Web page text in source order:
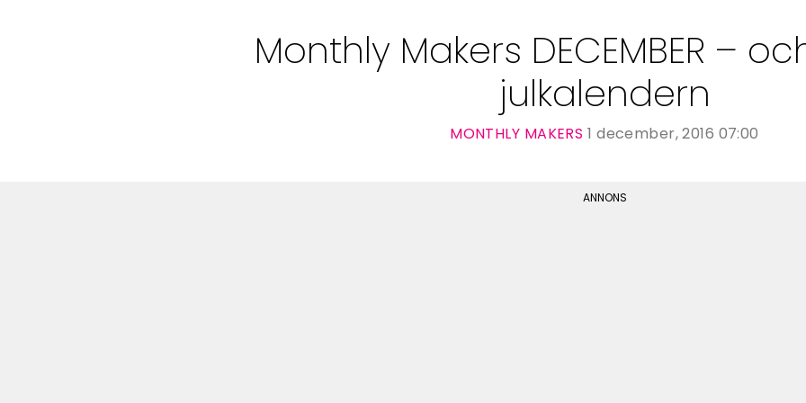
Monthly Makers DECEMBER –
julkalendern
MONTHLY MAKERS 1 december, 2016 07:00